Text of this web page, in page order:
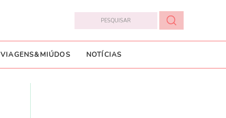
VIAGENS&MIÚDOS NOTÍCIAS